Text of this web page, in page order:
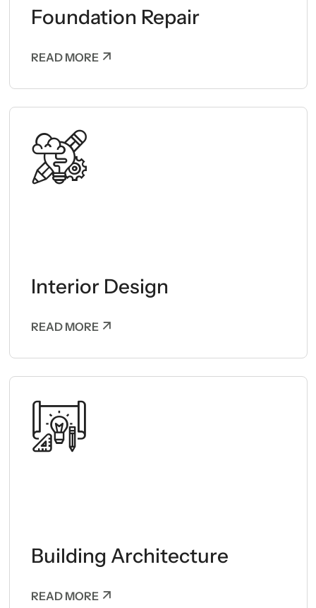
Foundation Repair
READ MORE
Interior Design
READ MORE
Building Architecture
READ MORE